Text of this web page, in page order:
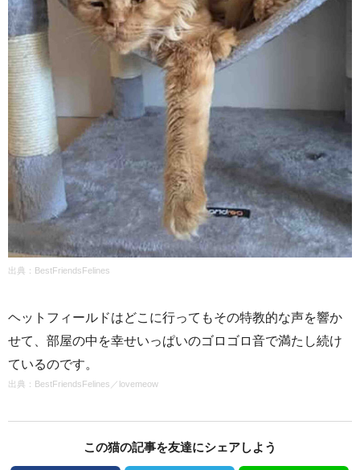
出典：BestFriendsFelines
ヘットフィールドはどこに行ってもその特教的な声を響か
せて、部屋の中を幸せいっぱいのゴロゴロ音で満たし続け
ているのです。
出典： BestFriendsFelines ／ lovemeow
この猫の記事を友達にシェアしよう